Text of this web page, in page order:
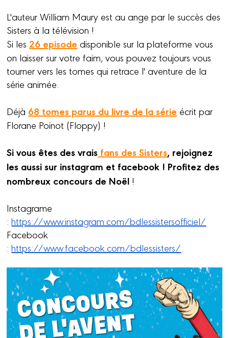
L'auteur William Maury est au ange par le succès des
Sisters à la télévision !
Si les 26 episode disponible sur la plateforme vous
on laisser sur votre faim, vous pouvez toujours vous
tourner vers les tomes qui retrace l' aventure de la
série animée.
Déjà 68 tomes parus du livre de la série écrit par
Florane Poinot (Floppy) !
Si vous êtes des vrais fans des Sisters, rejoignez
les aussi sur instagram et facebook ! Profitez des
nombreux concours de Noël !
Instagrame
:https://www.instagram.com/bdlessistersofficiel/
Facebook
:https://www.facebook.com/bdlessisters/